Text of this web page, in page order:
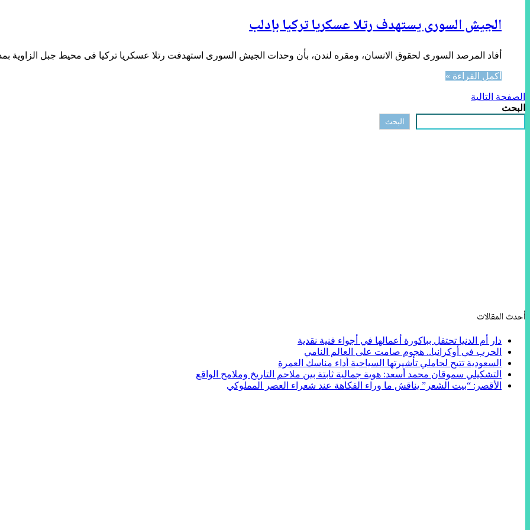
الجيش السورى يستهدف رتلا عسكريا تركيا بإدلب
أفاد المرصد السورى لحقوق الانسان، ومقره لندن، بأن وحدات الجيش السورى استهدفت رتلا عسكريا تركيا فى محيط جبل الزاوية
أكمل القراءة »
الصفحة التالية
البحث
البحث
أحدث المقالات
دار أم الدنيا تحتفل بباكورة أعمالها في أجواء فنية نقدية
الحرب في أوكرانيا.. هجوم صامت على العالم النامي
السعودية تتيح لحاملي تأشيرتها السياحية أداء مناسك العمرة
التشكيلي سموقان محمد أسعد: هوية جمالية ثابتة بين ملاحم التاريخ وملامح الواقع
الأقصر: “بيت الشعر” يناقش ما وراء الفكاهة عند شعراء العصر المملوكي